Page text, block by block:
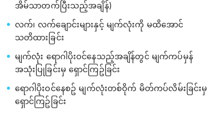
အိမ်သာတက်ပြီးသည့်အချိန်)
လက်၊ လက်ချောင်းများနှင့် မျက်လုံးကို မထိအောင်
သတိထားခြင်း
မျက်လုံး ရောဂါပိုးဝင်နေသည့်အချိန်တွင် မျက်ကပ်မှန်
အသုံးပြုခြင်းမှ ရှောင်ကြဥ်ခြင်း
ရောဂါပိုးဝင်နေစဥ် မျက်လုံးတစ်ဝိုက် မိတ်ကပ်လိမ်းခြင်းမှ
ရှောင်ကြဥ်ခြင်း